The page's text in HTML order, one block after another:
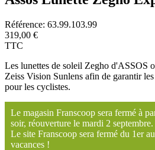
Référence: 63.99.103.99
319,00 €
TTC
Les lunettes de soleil Zegho d'ASSOS
Zeiss Vision Sunlens afin de garantir
pour les cyclistes.
Le magasin Franscoop sera fermé à
soir, réouverture le mardi 2 septembre.
Le site Franscoop sera fermé du 1er
vacances !